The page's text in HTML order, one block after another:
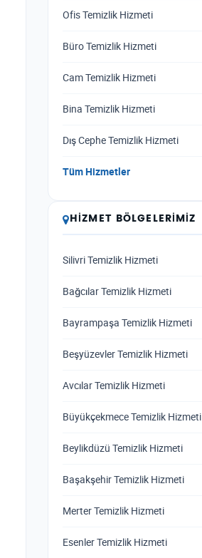
Ofis Temizlik Hizmeti
Büro Temizlik Hizmeti
Cam Temizlik Hizmeti
Bina Temizlik Hizmeti
Dış Cephe Temizlik Hizmeti
Tüm Hizmetler
HIZMET BÖLGELERIMIZ
Silivri Temizlik Hizmeti
Bağcılar Temizlik Hizmeti
Bayrampaşa Temizlik Hizmeti
Beşyüzevler Temizlik Hizmeti
Avcılar Temizlik Hizmeti
Büyükçekmece Temizlik Hizmeti
Beylikdüzü Temizlik Hizmeti
Başakşehir Temizlik Hizmeti
Merter Temizlik Hizmeti
Esenler Temizlik Hizmeti